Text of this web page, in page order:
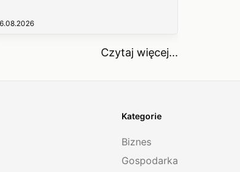
Czytaj więcej...
Kategorie
Biznes
Gospodarka